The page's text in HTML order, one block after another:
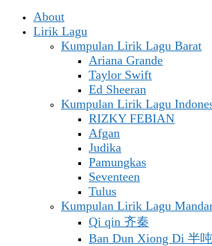
About
Lirik Lagu
Kumpulan Lirik Lagu Barat
Ariana Grande
Taylor Swift
Ed Sheeran
Kumpulan Lirik Lagu
RIZKY FEBIAN
Afgan
Judika
Pamungkas
Seventeen
Tulus
Kumpulan Lirik Lagu
Qi qin 齐秦
Ban Dun Xiong Di 半